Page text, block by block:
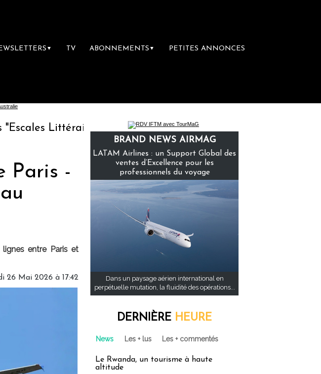
▼ TV ABONNEMENTS ▼ PETITES ANNONCES
Littéraires", la première librairie du voyage
Paris -
entre Paris et
26 Mai 2026 à 17:42
BRAND NEWS AIRMAG
LATAM Airlines : un Support Global des
ventes d’Excellence pour les
professionnels du voyage
Dans un paysage aérien international en
perpétuelle mutation, la fluidité des opérations...
DERNIÈRE HEURE
News Les + lus Les + commentés
Le Rwanda, un tourisme à haute
altitude